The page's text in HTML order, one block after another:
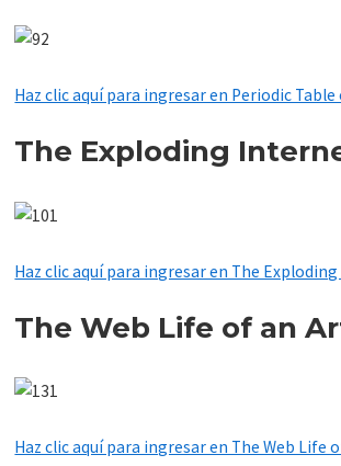
Haz clic aquí para ingresar en Periodic Table
The Exploding
Haz clic aquí para ingresar en The
The Web Life of an
Haz clic aquí para ingresar en The Web Life